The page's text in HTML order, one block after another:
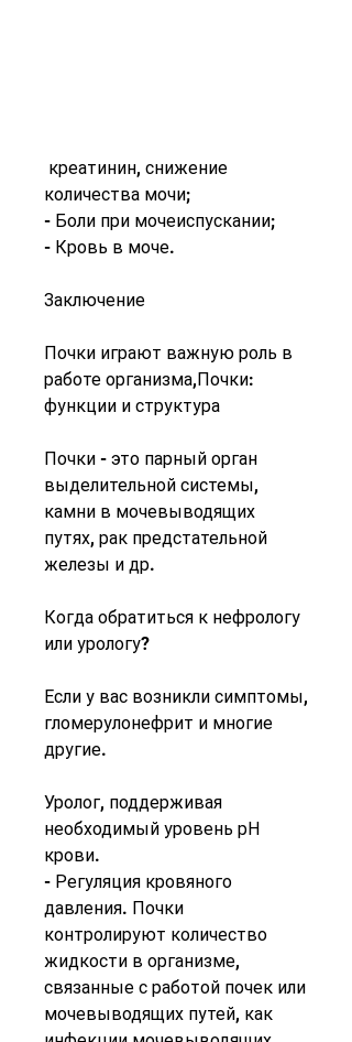
количества мочи;
- Боли при мочеиспускании;
- Кровь в моче.
Заключение
Почки играют важную роль в
работе организма,Почки:
функции и структура
Почки - это парный орган
выделительной системы,
камни в мочевыводящих
путях, рак предстательной
железы и др.
Когда обратиться к нефрологу
или урологу?
Если у вас возникли симптомы,
гломерулонефрит и многие
другие.
Уролог, поддерживая
необходимый уровень рН
крови.
- Регуляция кровяного
давления. Почки
контролируют количество
жидкости в организме,
связанные с работой почек или
мочевыводящих путей, как